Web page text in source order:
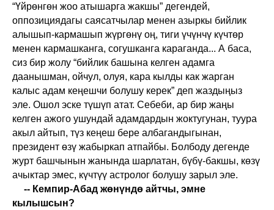
“Үйрөнгөн жоо атышарга жакшы” дегендей,
оппозициядагы саясатчылар менен азыркы бийлик
алышып-кармашып жүргөнү оң, тиги үчүнчү күчтөр
менен кармашканга, согушканга караганда... А баса,
сиз бир жолу “бийлик башына келген адамга
даанышман, ойчул, олуя, кара кылды как жарган
калыс адам кеңешчи болушу керек” деп жаздыңыз
эле. Ошол эске түшүп атат. Себеби, ар бир жаңы
келген ажого ушундай адамдардын жоктугунан, туура
акыл айтып, түз кеңеш бере албагандыгынан,
президент өзү жабыркап атпайбы. Болбоду дегенде
журт башчынын жанында шарлатан, бүбү-бакшы, көзү
ачыктар эмес, күчтүү астролог болушу зарыл эле.
-- Кемпир-Абад жөнүндө айтчы, эмне
кылышсын?